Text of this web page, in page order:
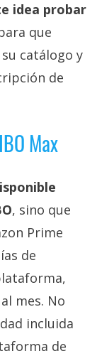
idea probar
que
catálogo y
de
Max
, sino que
Prime
de
mes. No
incluida
de